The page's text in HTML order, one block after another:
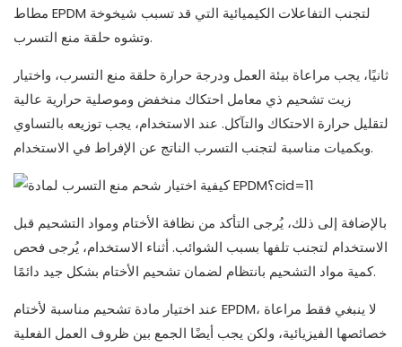
مطاط EPDM لتجنب التفاعلات الكيميائية التي قد تسبب شيخوخة
وتشوه حلقة منع التسرب.
ثانيًا، يجب مراعاة بيئة العمل ودرجة حرارة حلقة منع التسرب، واختيار
زيت تشحيم ذي معامل احتكاك منخفض وموصلية حرارية عالية
لتقليل حرارة الاحتكاك والتآكل. عند الاستخدام، يجب توزيعه بالتساوي
وبكميات مناسبة لتجنب التسرب الناتج عن الإفراط في الاستخدام.
بالإضافة إلى ذلك، يُرجى التأكد من نظافة الأختام ومواد التشحيم قبل
الاستخدام لتجنب تلفها بسبب الشوائب. أثناء الاستخدام، يُرجى فحص
كمية مواد التشحيم بانتظام لضمان تشحيم الأختام بشكل جيد دائمًا.
عند اختيار مادة تشحيم مناسبة لأختام EPDM، لا ينبغي فقط مراعاة
خصائصها الفيزيائية، ولكن يجب أيضًا الجمع بين ظروف العمل الفعلية